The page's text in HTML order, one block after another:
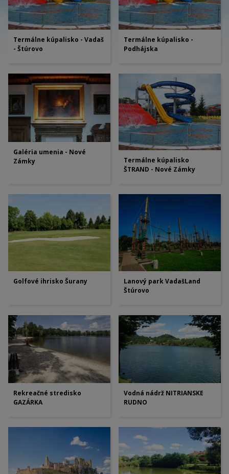
Termálne kúpalisko - Vadaš
- Štúrovo
Termálne kúpalisko -
Podhájska
Galéria umenia - Nové
Zámky
Termálne kúpalisko
ŠTRAND - Nové Zámky
Golfové ihrisko Šurany
Lanový park VadašLand
Štúrovo
Rekreačné stredisko
GAZÁRKA
Vodná nádrž NITRIANSKE
RUDNO